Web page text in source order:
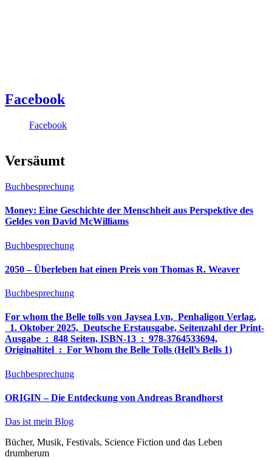
Facebook
Facebook
Versäumt
Buchbesprechung
Money: Eine Geschichte der Menschheit aus Perspektive des
Geldes von David McWilliams
Buchbesprechung
2050 – Überleben hat einen Preis von Thomas R. Weaver
Buchbesprechung
For whom the Belle tolls von Jaysea Lyn, ‎ Penhaligon Verlag,
‎ 1. Oktober 2025, ‎ Deutsche Erstausgabe, Seitenzahl der Print-
Ausgabe ‏ : ‎ 848 Seiten, ISBN-13 ‏ : ‎ 978-3764533694,
Originaltitel ‏ : ‎ For Whom the Belle Tolls (Hell’s Bells 1)
Buchbesprechung
ORIGIN – Die Entdeckung von Andreas Brandhorst
Das ist mein Blog
Bücher, Musik, Festivals, Science Fiction und das Leben
drumherum